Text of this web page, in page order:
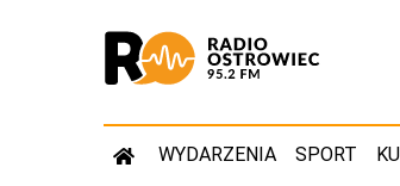
WYDARZENIA SPORT